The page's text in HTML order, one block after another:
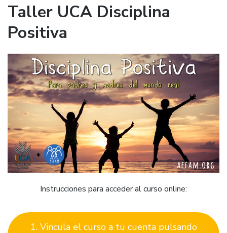
Taller UCA Disciplina
Positiva
Instrucciones para acceder al curso online:
1. Vincula el curso a tu cuenta pulsando